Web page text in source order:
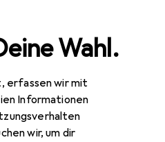
Wahl.
erfassen wir mit
Informationen
wir, um dir
Multimedia Foto + Video